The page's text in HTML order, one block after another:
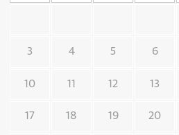
3 4 5 6
10 11 12 13
17 18 19 20